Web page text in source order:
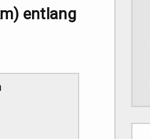
entlang